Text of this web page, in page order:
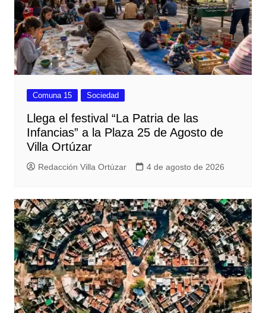
Comuna 15 Sociedad
Llega el festival “La Patria de las
Infancias” a la Plaza 25 de Agosto de
Villa Ortúzar
Redacción Villa Ortúzar 4 de agosto de 2026